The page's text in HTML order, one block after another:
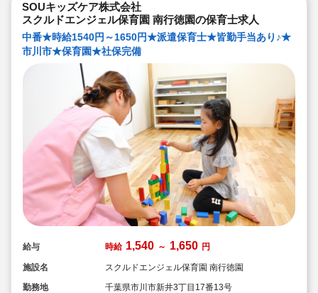
SOUキッズケア株式会社
スクルドエンジェル保育園 南行徳園の保育士求人
中番★時給1540円～1650円★派遣保育士★皆勤手当あり♪★
市川市★保育園★社保完備
給与 時給 1,540 ～ 1,650 円
施設名
スクルドエンジェル保育園 南行徳園
勤務地
千葉県市川市新井3丁目17番13号